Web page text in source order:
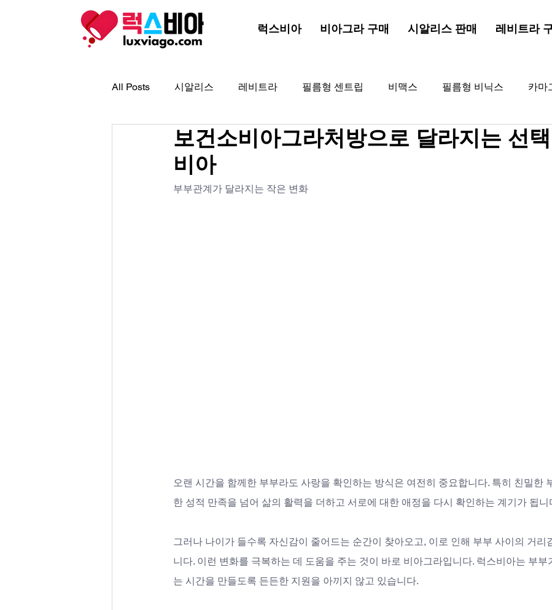
럭스비아 비아그라 구매 시알리스 판매 레비트라
All Posts 시알리스 레비트라 필름형 센트립 비맥스 필름형 비닉스 카마
아이코스 골드드래곤 해포쿠 골드비아그라 비아그라 골
프로코밀
보건소비아그라처방으로 달라지는 선
비아
부부관계가 달라지는 작은 변화
오랜 시간을 함께한 부부라도 사랑을 확인하는 방식은 여전히 중요합니다. 특히 친밀한
한 성적 만족을 넘어 삶의 활력을 더하고 서로에 대한 애정을 다시 확인하는 계기가 됩니
그러나 나이가 들수록 자신감이 줄어드는 순간이 찾아오고, 이로 인해 부부 사이의 거리
니다. 이런 변화를 극복하는 데 도움을 주는 것이 바로 비아그라입니다. 럭스비아는 부부
는 시간을 만들도록 든든한 지원을 아끼지 않고 있습니다.